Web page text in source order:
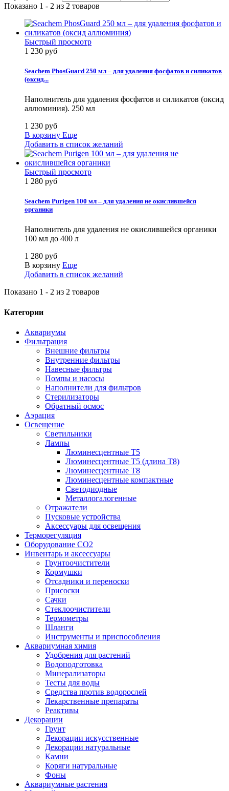
Показано 1 - 2 из 2 товаров
Быстрый просмотр
1 230 руб
Seachem PhosGuard 250 мл – для удаления фосфатов и силикатов
(оксид...
Наполнитель для удаления фосфатов и силикатов (оксид
аллюминия). 250 мл
1 230 руб
В корзину Еще
Добавить в список желаний
Быстрый просмотр
1 280 руб
Seachem Purigen 100 мл – для удаления не окислившейся
органики
Наполнитель для удаления не окислившейся органики
100 мл до 400 л
1 280 руб
В корзину Еще
Добавить в список желаний
Показано 1 - 2 из 2 товаров
Категории
Аквариумы
Фильтрация
Внешние фильтры
Внутренние фильтры
Навесные фильтры
Помпы и насосы
Наполнители для фильтров
Стерилизаторы
Обратный осмос
Аэрация
Освещение
Светильники
Лампы
Люминесцентные T5
Люминесцентные T5 (длина T8)
Люминесцентные T8
Люминесцентные компактные
Светодиодные
Металлогалогенные
Отражатели
Пусковые устройства
Аксессуары для освещения
Терморегуляция
Оборудование CO2
Инвентарь и аксессуары
Грунтоочистители
Кормушки
Отсадники и переноски
Присоски
Сачки
Стеклоочистители
Термометры
Шланги
Инструменты и приспособления
Аквариумная химия
Удобрения для растений
Водоподготовка
Минерализаторы
Тесты для воды
Средства против водорослей
Лекарственные препараты
Реактивы
Декорации
Грунт
Декорации искусственные
Декорации натуральные
Камни
Коряги натуральные
Фоны
Аквариумные растения